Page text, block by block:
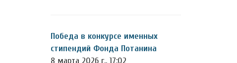
Победа в конкурсе именных
стипендий Фонда Потанина
8 марта 2026 г., 17:02